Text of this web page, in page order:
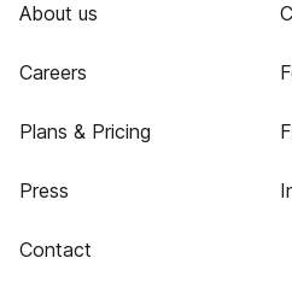
About us
Careers
Plans & Pricing
Press
Contact